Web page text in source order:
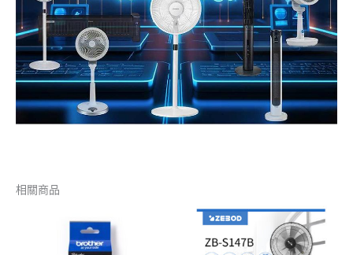
相關商品